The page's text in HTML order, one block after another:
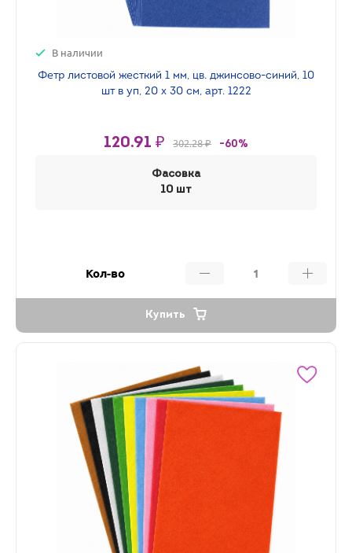
В наличии
Фетр листовой жесткий 1 мм, цв. джинсово-синий, 10
шт в уп, 20 х 30 см, арт. 1222
120.91 ₽ 302.28 ₽ -60%
Фасовка
10 шт
Кол-во
Купить